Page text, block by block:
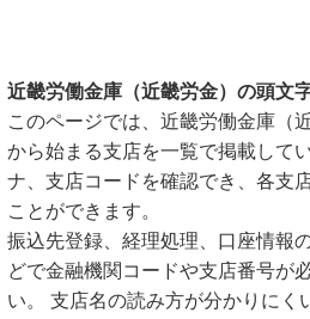
近畿労働金庫（近畿労金）の頭文
このページでは、近畿労働金庫（
から始まる支店を一覧で掲載して
ナ、支店コードを確認でき、各支
ことができます。
振込先登録、経理処理、口座情報
どで金融機関コードや支店番号が
い。 支店名の読み方が分かりにく